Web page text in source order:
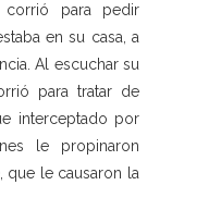
corrió para pedir
en su casa, a
Al escuchar su
para tratar de
interceptado por
le propinaron
que le causaron la